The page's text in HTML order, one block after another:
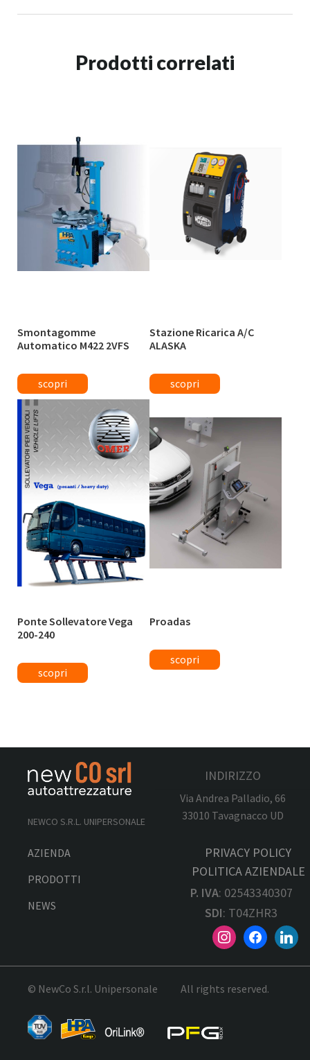
Prodotti correlati
Smontagomme
Automatico M422 2VFS
Stazione Ricarica A/C
ALASKA
Ponte Sollevatore Vega
200-240
Proadas
NEWCO S.R.L. UNIPERSONALE
INDIRIZZO
Via Andrea Palladio, 66
33010 Tavagnacco UD
AZIENDA
PRODOTTI
NEWS
PRIVACY POLICY
POLITICA AZIENDALE
P. IVA: 02543340307
SDI: T04ZHR3
© NewCo S.r.l. Unipersonale All rights reserved.